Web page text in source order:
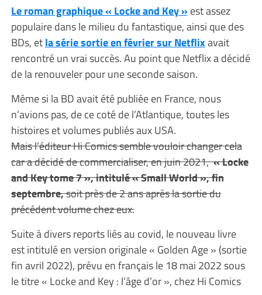
Le roman graphique « Locke and Key »est assez
populaire dans le milieu du fantastique, ainsi que des
BDs, etla série sortie en février sur Netflixavait
rencontré un vrai succès. Au point que Netflix a décidé
de la renouveler pour une seconde saison.
Même si la BD avait été publiée en France, nous
n’avions pas, de ce coté de l’Atlantique, toutes les
histoires et volumes publiés aux USA.
Mais l’éditeur Hi Comics semble vouloir changer cela
car a décidé de commercialiser, en juin 2021,« Locke
and Key tome 7 », intitulé « Small World », fin
septembre,soit près de 2 ans après la sortie du
précédent volume chez eux.
Suite à divers reports liés au covid, le nouveau livre
est intitulé en version originale « Golden Age » (sortie
fin avril 2022), prévu en français le 18 mai 2022 sous
le titre « Locke and Key : l’âge d’or », chez Hi Comics